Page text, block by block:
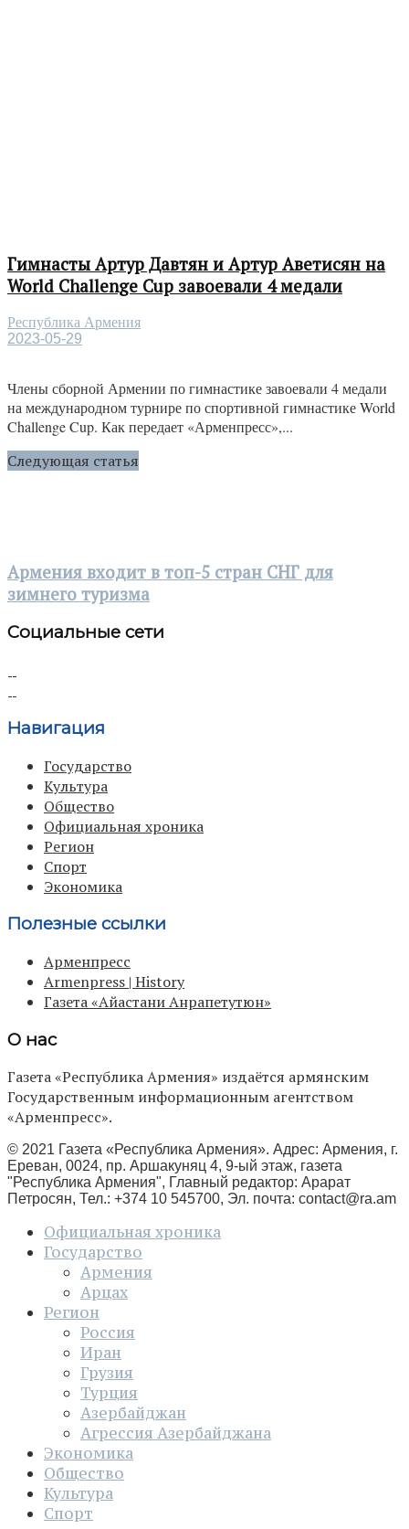
Гимнасты Артур Давтян и Артур Аветисян на
World Challenge Cup завоевали 4 медали
Республика Армения
2023-05-29
Члены сборной Армении по гимнастике завоевали 4 медали
на международном турнире по спортивной гимнастике World
Challenge Cup. Как передает «Арменпресс»,...
Следующая статья
Армения входит в топ-5 стран СНГ для
зимнего туризма
Социальные сети
Навигация
Государство
Культура
Общество
Официальная хроника
Регион
Спорт
Экономика
Полезные ссылки
Арменпресс
Armenpress | History
Газета «Айастани Анрапетутюн»
О нас
Газета «Республика Армения» издаётся армянским
Государственным информационным агентством
«Арменпресс».
© 2021 Газета «Республика Армения». Адрес: Армения, г.
Ереван, 0024, пр. Аршакуняц 4, 9-ый этаж, газета
"Республика Армения", Главный редактор: Арарат
Петросян, Тел.: +374 10 545700, Эл. почта: contact@ra.am
Официальная хроника
Государство
Армения
Арцах
Регион
Россия
Иран
Грузия
Турция
Азербайджан
Агрессия Азербайджана
Экономика
Общество
Культура
Спорт